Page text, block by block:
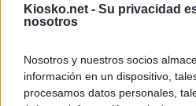
Kiosko.net - Su privacidad
nosotros
Nosotros y nuestros socios
información en un dispositivo,
procesamos datos personales,